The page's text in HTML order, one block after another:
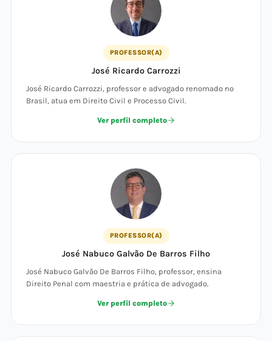
PROFESSOR(A)
José Ricardo Carrozzi
José Ricardo Carrozzi, professor e advogado renomado no
Brasil, atua em Direito Civil e Processo Civil.
Ver perfil completo
PROFESSOR(A)
José Nabuco Galvão De Barros Filho
José Nabuco Galvão De Barros Filho, professor, ensina
Direito Penal com maestria e prática de advogado.
Ver perfil completo